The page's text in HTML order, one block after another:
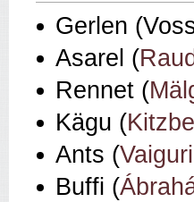
Gerlen
Asarel (
Rennet (
Kägu (
Ants (Vaiguri
Buffi (